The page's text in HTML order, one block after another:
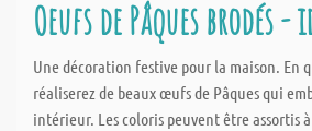
Oeufs de Pâques brodés -
Une décoration festive pour la maison. En
réaliserez de beaux œufs de Pâques qui
intérieur. Les coloris peuvent être assortis